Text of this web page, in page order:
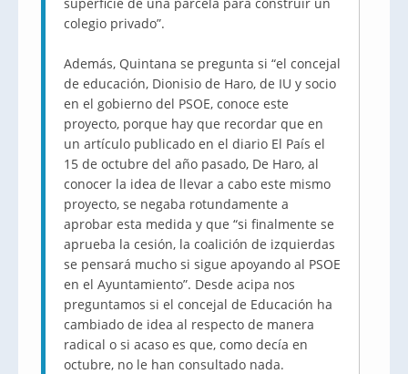
colegio privado”.
Además, Quintana se pregunta si “el concejal
de educación, Dionisio de Haro, de IU y socio
en el gobierno del PSOE, conoce este
proyecto, porque hay que recordar que en
un artículo publicado en el diario El País el
15 de octubre del año pasado, De Haro, al
conocer la idea de llevar a cabo este mismo
proyecto, se negaba rotundamente a
aprobar esta medida y que “si finalmente se
aprueba la cesión, la coalición de izquierdas
se pensará mucho si sigue apoyando al PSOE
en el Ayuntamiento”. Desde acipa nos
preguntamos si el concejal de Educación ha
cambiado de idea al respecto de manera
radical o si acaso es que, como decía en
octubre, no le han consultado nada.